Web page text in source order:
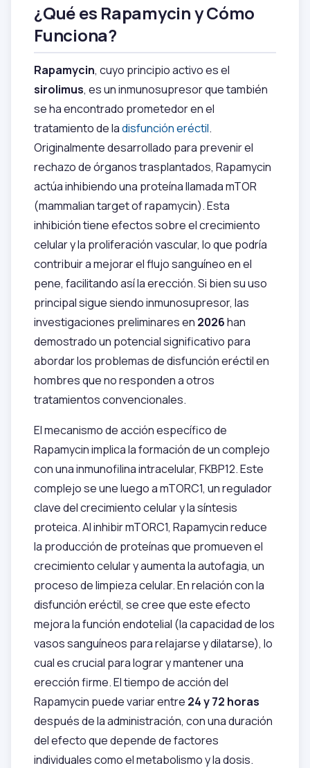
¿Qué es Rapamycin y Cómo
Funciona?
Rapamycin, cuyo principio activo es el
sirolimus, es un inmunosupresor que también
se ha encontrado prometedor en el
tratamiento de ladisfunción eréctil.
Originalmente desarrollado para prevenir el
rechazo de órganos trasplantados, Rapamycin
actúa inhibiendo una proteína llamada mTOR
(mammalian target of rapamycin). Esta
inhibición tiene efectos sobre el crecimiento
celular y la proliferación vascular, lo que podría
contribuir a mejorar el flujo sanguíneo en el
pene, facilitando así la erección. Si bien su uso
principal sigue siendo inmunosupresor, las
investigaciones preliminares en 2026han
demostrado un potencial significativo para
abordar los problemas de disfunción eréctil en
hombres que no responden a otros
tratamientos convencionales.
El mecanismo de acción específico de
Rapamycin implica la formación de un complejo
con una inmunofilina intracelular, FKBP12. Este
complejo se une luego a mTORC1, un regulador
clave del crecimiento celular y la síntesis
proteica. Al inhibir mTORC1, Rapamycin reduce
la producción de proteínas que promueven el
crecimiento celular y aumenta la autofagia, un
proceso de limpieza celular. En relación con la
disfunción eréctil, se cree que este efecto
mejora la función endotelial (la capacidad de los
vasos sanguíneos para relajarse y dilatarse), lo
cual es crucial para lograr y mantener una
erección firme. El tiempo de acción del
Rapamycin puede variar entre 24 y 72 horas
después de la administración, con una duración
del efecto que depende de factores
individuales como el metabolismo y la dosis.